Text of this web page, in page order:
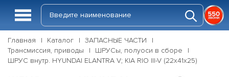
Главная Каталог
ЗАПАСНЫЕ ЧАСТИ
Трансмиссия, приводы
ШРУСы, полуоси в сборе
ШРУС внутр. HYUNDAI ELANTRA V; KIA RIO III-V (22х41х25)